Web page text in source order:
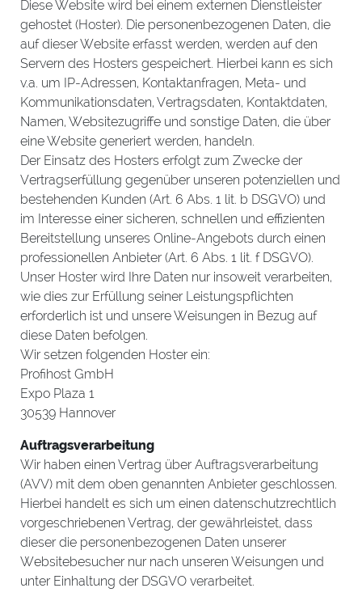
Diese Website wird bei einem externen Dienstleister
gehostet (Hoster). Die personenbezogenen Daten, die
auf dieser Website erfasst werden, werden auf den
Servern des Hosters gespeichert. Hierbei kann es sich
v.a. um IP-Adressen, Kontaktanfragen, Meta- und
Kommunikationsdaten, Vertragsdaten, Kontaktdaten,
Namen, Websitezugriffe und sonstige Daten, die über
eine Website generiert werden, handeln.
Der Einsatz des Hosters erfolgt zum Zwecke der
Vertragserfüllung gegenüber unseren potenziellen und
bestehenden Kunden (Art. 6 Abs. 1 lit. b DSGVO) und
im Interesse einer sicheren, schnellen und effizienten
Bereitstellung unseres Online-Angebots durch einen
professionellen Anbieter (Art. 6 Abs. 1 lit. f DSGVO).
Unser Hoster wird Ihre Daten nur insoweit verarbeiten,
wie dies zur Erfüllung seiner Leistungspflichten
erforderlich ist und unsere Weisungen in Bezug auf
diese Daten befolgen.
Wir setzen folgenden Hoster ein:
Profihost GmbH
Expo Plaza 1
30539 Hannover
Auftragsverarbeitung
Wir haben einen Vertrag über Auftragsverarbeitung
(AVV) mit dem oben genannten Anbieter geschlossen.
Hierbei handelt es sich um einen datenschutzrechtlich
vorgeschriebenen Vertrag, der gewährleistet, dass
dieser die personenbezogenen Daten unserer
Websitebesucher nur nach unseren Weisungen und
unter Einhaltung der DSGVO verarbeitet.